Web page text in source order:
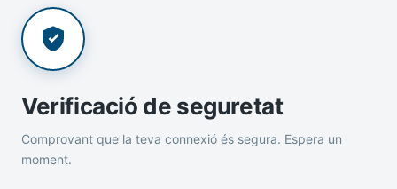
Verificació de seguretat
Comprovant que la teva connexió és segura. Espera un
moment.